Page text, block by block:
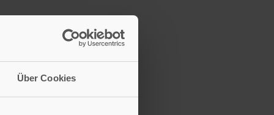
Über Cookies